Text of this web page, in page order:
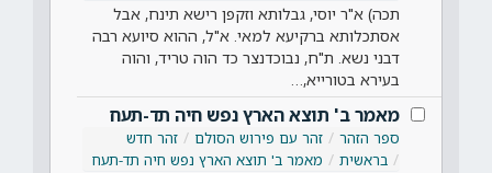
תכה) א"ר יוסי, גבלותא וזקפן רישא תינח, אבל
אסתכלותא ברקיעא למאי. א"ל, ההוא סיועא רבה
דבני נשא. ת"ח, נבוכדנצר כד הוה טריד, והוה
בעירא בטורייא,…
מאמר ב' תוצא הארץ נפש חיה תד-תעח
ספר הזהר זהר עם פירוש הסולם
זהר חדש
בראשית
מאמר ב' תוצא הארץ נפש חיה תד-תעח